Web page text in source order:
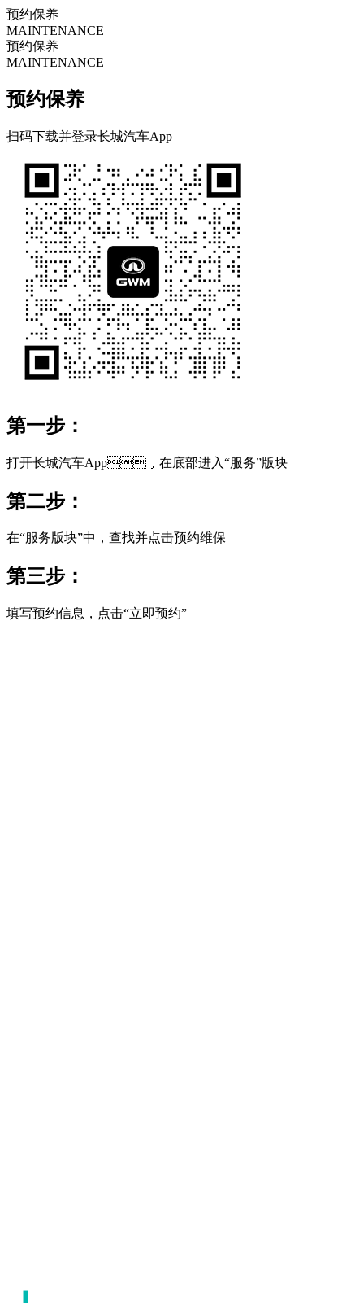
预约保养
MAINTENANCE
预约保养
MAINTENANCE
预约保养
扫码下载并登录长城汽车App
第一步：
打开长城汽车App，在底部进入“服务”版块
第二步：
在“服务版块”中，查找并点击预约维保
第三步：
填写预约信息，点击“立即预约”